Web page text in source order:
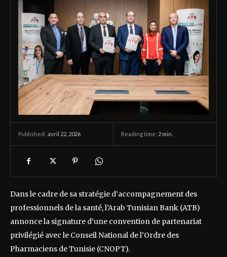
Published: avril 22, 2026 Reading time: 2 min.
Dans le cadre de sa stratégie d’accompagnement des
professionnels de la santé, l’Arab Tunisian Bank (ATB)
annonce la signature d’une convention de partenariat
privilégié avec le Conseil National de l’Ordre des
Pharmaciens de Tunisie (CNOPT).